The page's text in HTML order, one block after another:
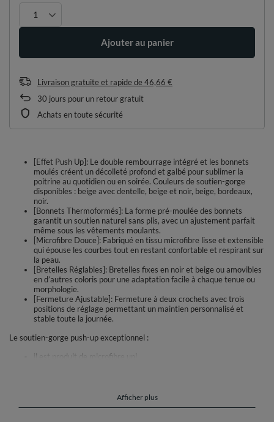
Ajouter au panier
Livraison gratuite et rapidede46,66 €
30 jours pour un retour gratuit
Achats en toute sécurité
[Effet Push Up]: Le double rembourrage intégré et les bonnets
moulés créent un décolleté profond et galbé pour sublimer la
poitrine au quotidien ou en soirée. Couleurs de soutien-gorge
disponibles : beige avec dentelle, beige et noir, beige, bordeaux,
noir.
[Bonnets Thermoformés]: La forme pré-moulée des bonnets
garantit un soutien naturel sans plis, avec un ajustement parfait
même sous les vêtements moulants.
[Microfibre Douce]: Fabriqué en tissu microfibre lisse et extensible
qui épouse les courbes tout en restant confortable et respirant sur
la peau.
[Bretelles Réglables]: Bretelles fixes en noir et beige ou amovibles
en d’autres coloris pour une adaptation facile à chaque tenue ou
morphologie.
[Fermeture Ajustable]: Fermeture à deux crochets avec trois
positions de réglage permettant un maintien personnalisé et
stable toute la journée.
Le soutien-gorge push-up exceptionnel :
il est produit de microfibre uni
bretelles réglables et amovibles en couleurs : beige, noir,
bordeaux, beige dentelle
Afficher plus